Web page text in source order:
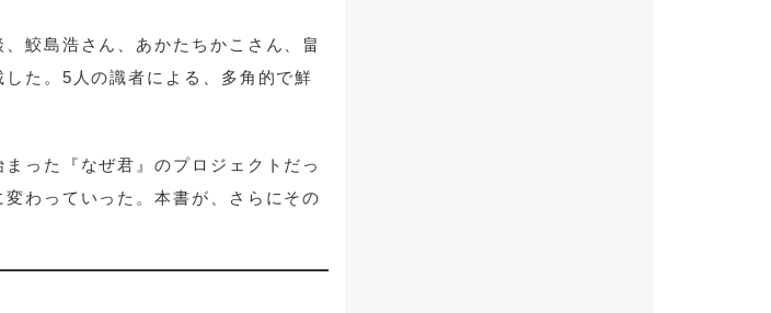
鮫島浩さん、あかたちかこさん、畠
た。5人の識者による、多角的で鮮
った『なぜ君』のプロジェクトだっ
わっていった。本書が、さらにその